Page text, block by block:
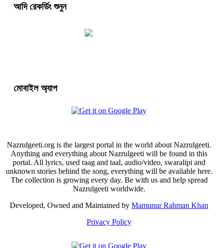
আদি রেকর্ডিং শুনুন
মোবাইল অ্যাপ
Nazrulgeeti.org is the largest portal in the world about Nazrulgeeti.
Anything and everything about Nazrulgeeti will be found in this
portal. All lyrics, used raag and taal, audio/video, swaralipi and
unknown stories behind the song, everything will be available here.
The collection is growing every day. Be with us and help spread
Nazrulgeeti worldwide.
Developed, Owned and Maintained by Mamunur Rahman Khan
Privacy Policy